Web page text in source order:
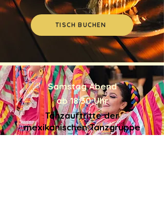
TISCH BUCHEN
Samstag Abend
ab 18:30 Uhr
Tanzauftritte der
mexikanischenTanzgruppe